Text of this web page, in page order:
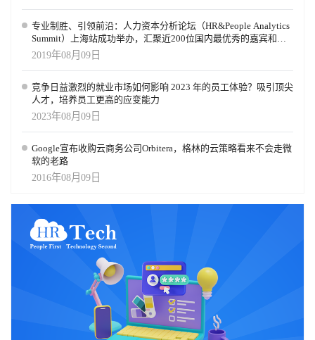
专业制胜、引领前沿：人力资本分析论坛（HR&People Analytics
Summit）上海站成功举办，汇聚近200位国内最优秀的嘉宾和前
瞻的HR同仁
2019年08月09日
竞争日益激烈的就业市场如何影响 2023 年的员工体验？吸引顶尖
人才，培养员工更高的应变能力
2023年08月09日
Google宣布收购云商务公司Orbitera，格林的云策略看来不会走微
软的老路
2016年08月09日